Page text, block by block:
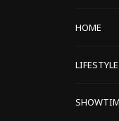
HOME
LIFESTYLE